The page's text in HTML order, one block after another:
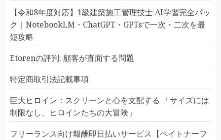
【令和8年度対応】1級建築施工管理技士 AI学習完全パッ
ク｜NotebookLM・ChatGPT・GPTsで一次・二次を最
短攻略
Etorenの評判: 顧客が直面する問題
特定商取引法記載事項
巨大ヒロイン：スクリーンと心を支配する 「サイズには
制限なし、ヒロインたちの大冒険」
フリーランス向け報酬即日払いサービス【ペイトナーフ